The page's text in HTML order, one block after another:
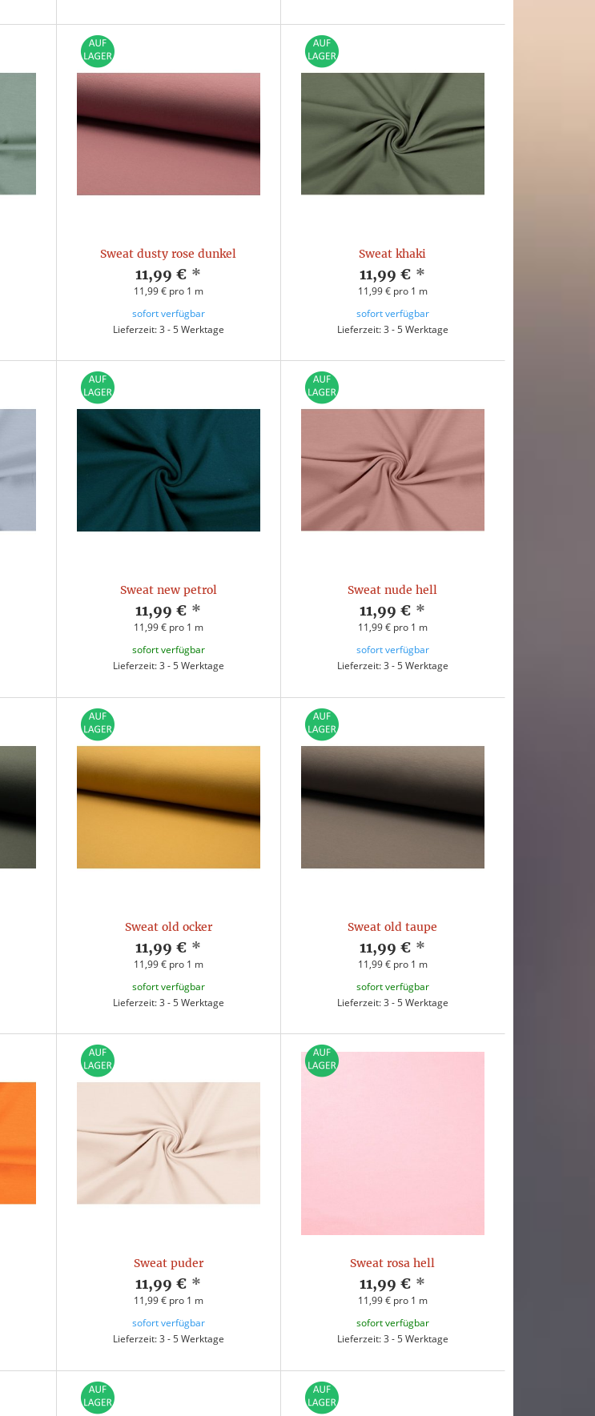
Sweat dusty rose dunkel
11,99 € *
11,99 € pro 1 m
sofort verfügbar
Lieferzeit: 3 - 5 Werktage
Sweat khaki
11,99 € *
11,99 € pro 1 m
sofort verfügbar
Lieferzeit: 3 - 5 Werktage
Sweat new petrol
11,99 € *
11,99 € pro 1 m
sofort verfügbar
Lieferzeit: 3 - 5 Werktage
Sweat nude hell
11,99 € *
11,99 € pro 1 m
sofort verfügbar
Lieferzeit: 3 - 5 Werktage
Sweat old ocker
11,99 € *
11,99 € pro 1 m
sofort verfügbar
Lieferzeit: 3 - 5 Werktage
Sweat old taupe
11,99 € *
11,99 € pro 1 m
sofort verfügbar
Lieferzeit: 3 - 5 Werktage
Sweat puder
11,99 € *
11,99 € pro 1 m
sofort verfügbar
Lieferzeit: 3 - 5 Werktage
Sweat rosa hell
11,99 € *
11,99 € pro 1 m
sofort verfügbar
Lieferzeit: 3 - 5 Werktage